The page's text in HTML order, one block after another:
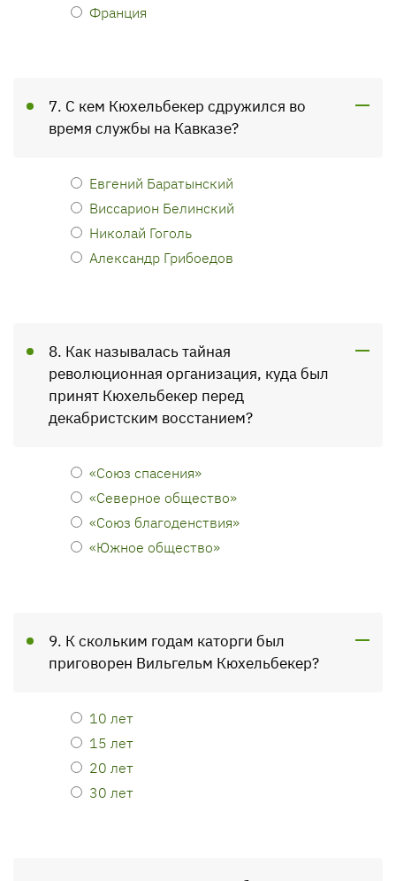
Франция
7. С кем Кюхельбекер сдружился во
время службы на Кавказе?
Евгений Баратынский
Виссарион Белинский
Николай Гоголь
Александр Грибоедов
8. Как называлась тайная
революционная организация, куда был
принят Кюхельбекер перед
декабристским восстанием?
«Союз спасения»
«Северное общество»
«Союз благоденствия»
«Южное общество»
9. К скольким годам каторги был
приговорен Вильгельм Кюхельбекер?
10 лет
15 лет
20 лет
30 лет